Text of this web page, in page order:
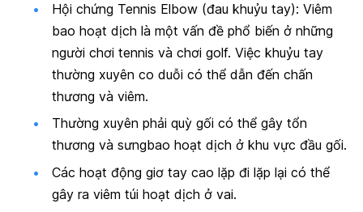
Hội chứng Tennis Elbow (đau khuỷu tay): Viêm
bao hoạt dịch là một vấn đề phổ biến ở những
người chơi tennis và chơi golf. Việc khuỷu tay
thường xuyên co duỗi có thể dẫn đến chấn
thương và viêm.
Thường xuyên phải quỳ gối có thể gây tổn
thương và sưngbao hoạt dịch ở khu vực đầu gối.
Các hoạt động giơ tay cao lặp đi lặp lại có thể
gây ra viêm túi hoạt dịch ở vai.